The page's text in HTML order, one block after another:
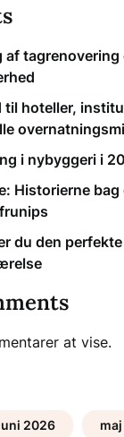
tagrenovering
til hoteller,
i nybyggeri i
Historierne bag
du den
at vise.
2026